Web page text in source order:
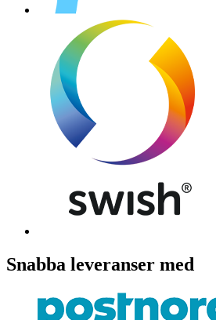
Snabba leveranser med